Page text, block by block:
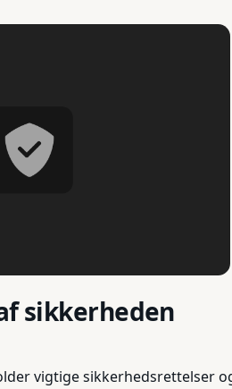
sikkerheden
vigtige sikkerhedsrettelser